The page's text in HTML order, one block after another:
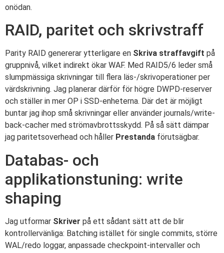
onödan.
RAID, paritet och skrivstraff
Parity RAID genererar ytterligare en Skriva straffavgift på
gruppnivå, vilket indirekt ökar WAF. Med RAID5/6 leder små
slumpmässiga skrivningar till flera läs-/skrivoperationer per
värdskrivning. Jag planerar därför för högre DWPD-reserver
och ställer in mer OP i SSD-enheterna. Där det är möjligt
buntar jag ihop små skrivningar eller använder journals/write-
back-cacher med strömavbrottsskydd. På så sätt dämpar
jag paritetsoverhead och håller Prestanda förutsägbar.
Databas- och
applikationstuning: write
shaping
Jag utformar Skriver på ett sådant sätt att de blir
kontrollervänliga: Batching istället för single commits, större
WAL/redo loggar, anpassade checkpoint-intervaller och